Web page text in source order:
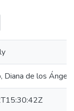
Diana de los